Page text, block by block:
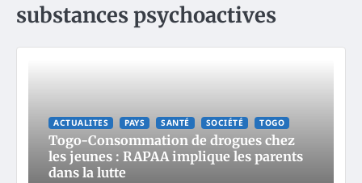
substances psychoactives
ACTUALITES PAYS SANTÉ SOCIÉTÉ TOGO
Togo-Consommation de drogues chez
les jeunes : RAPAA implique les parents
dans la lutte